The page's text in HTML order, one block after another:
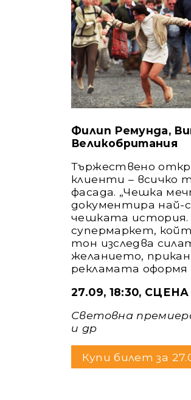
Филип Ремунда,
Великобритания
Тържествено
клиенти – всичко
фасада. „Чешка
документира най-
чешката история.
супермаркет,
тон изследва
желанието,
рекламата оформя
27.09, 18:30,
Световна
и др
Купи билет за